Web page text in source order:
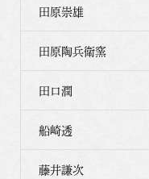
田原崇雄
田原陶兵衛窯
田口潤
船崎透
藤井謙次